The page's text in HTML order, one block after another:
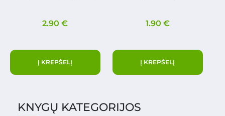
2.90€
Į KREPŠELĮ
1.90 €
Į KREPŠELĮ
KNYGŲ KATEGORIJOS